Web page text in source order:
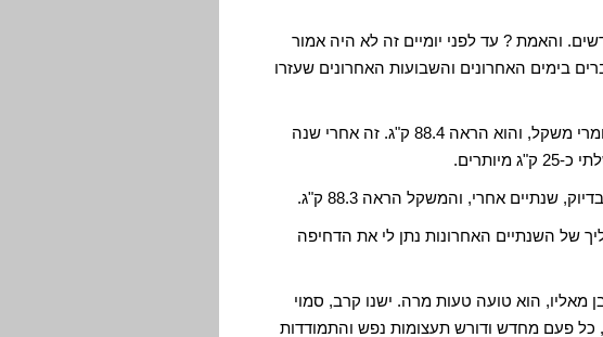
והאמת ? עד לפני יומיים זה לא היה אמור
בימים האחרונים והשבועות האחרונים שעזרו
ב 25/02/2012 עליתי על המשקל בשומרי משקל, והוא הראה 88.4 ק"ג. זה אחרי שנה
של השנתיים האחרונות נתן לי את הדחיפה
הוא טועה טעות מרה. ישנו קרב, סמוי
פעם מחדש ודורש תעצומות נפש והתמודדות